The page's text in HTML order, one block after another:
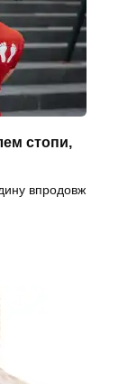
стопи,
впродовж